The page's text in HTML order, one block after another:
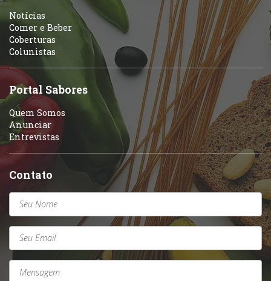
Portuguesa
Self-service
Sobremesas e sorvetes
Variados
Notícias
Comer e Beber
Coberturas
Colunistas
Portal Sabores
Quem Somos
Anunciar
Entrevistas
Contato